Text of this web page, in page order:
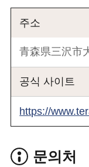
주소
青森県三沢市
공식 사이트
https://
문의처